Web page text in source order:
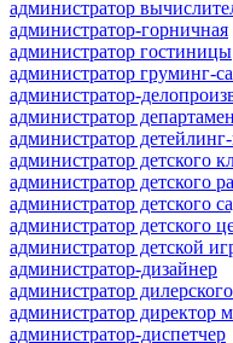
администратор
администратор-горничная
администратор гостиницы
администратор груминг-
администратор-
администратор
администратор
администратор детского
администратор детского
администратор детского
администратор детского
администратор детской
администратор-дизайнер
администратор
администратор директор
администратор-диспетчер